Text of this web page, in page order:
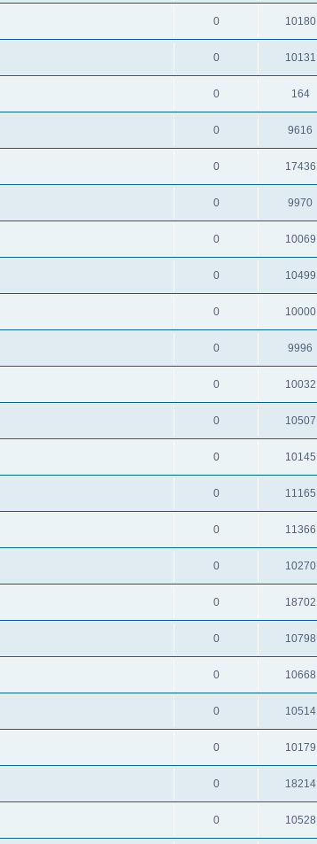
0 10180
0 10131
0 164
0 9616
0 17436
0 9970
0 10069
0 10499
0 10000
0 9996
0 10032
0 10507
0 10145
0 11165
0 11366
0 10270
0 18702
0 10798
0 10668
0 10514
0 10179
0 18214
0 10528